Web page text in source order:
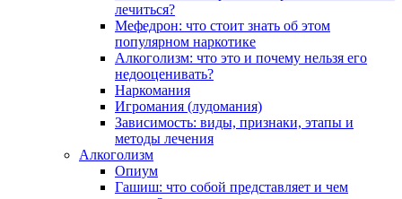
лечиться?
Мефедрон: что стоит знать об этом
популярном наркотике
Алкоголизм: что это и почему нельзя его
недооценивать?
Наркомания
Игромания (лудомания)
Зависимость: виды, признаки, этапы и
методы лечения
Алкоголизм
Опиум
Гашиш: что собой представляет и чем